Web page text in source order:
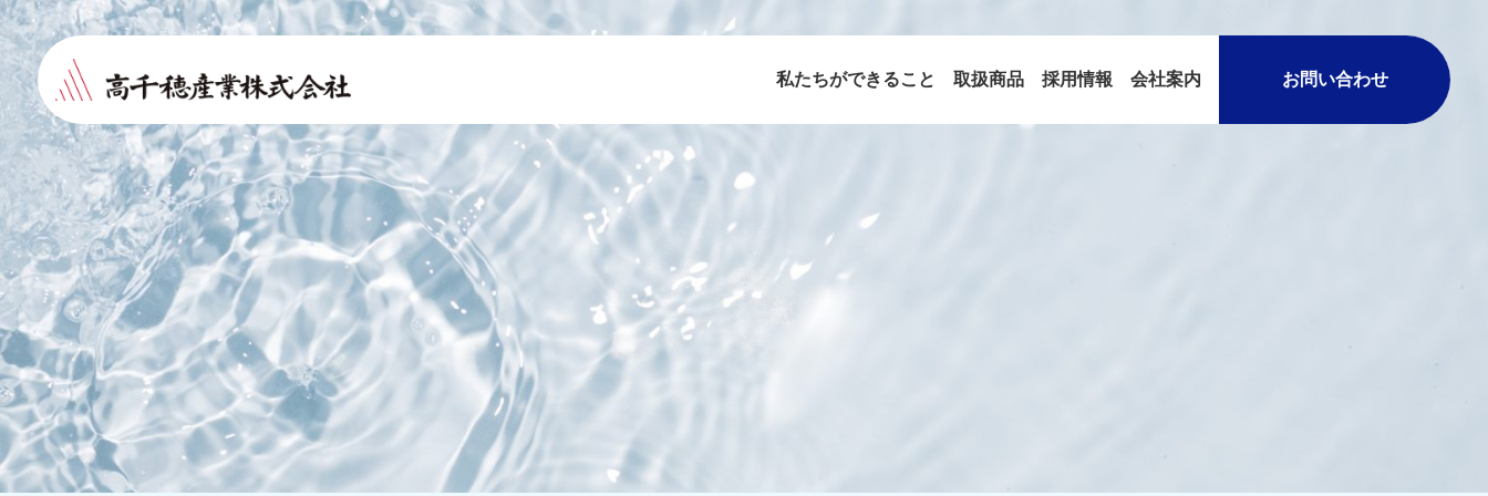
私たちができること 取扱商品 採用情報 会社案内 お問い合わせ